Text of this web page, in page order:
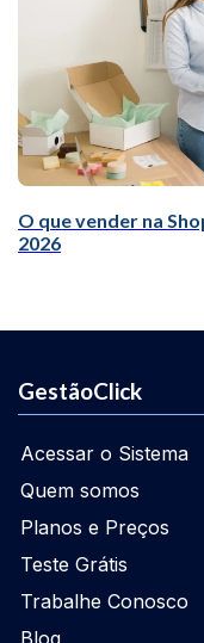
O que vender na
2026
GestãoClick
Acessar o Sistema
Quem somos
Planos e Preços
Teste Grátis
Trabalhe Conosco
Blog